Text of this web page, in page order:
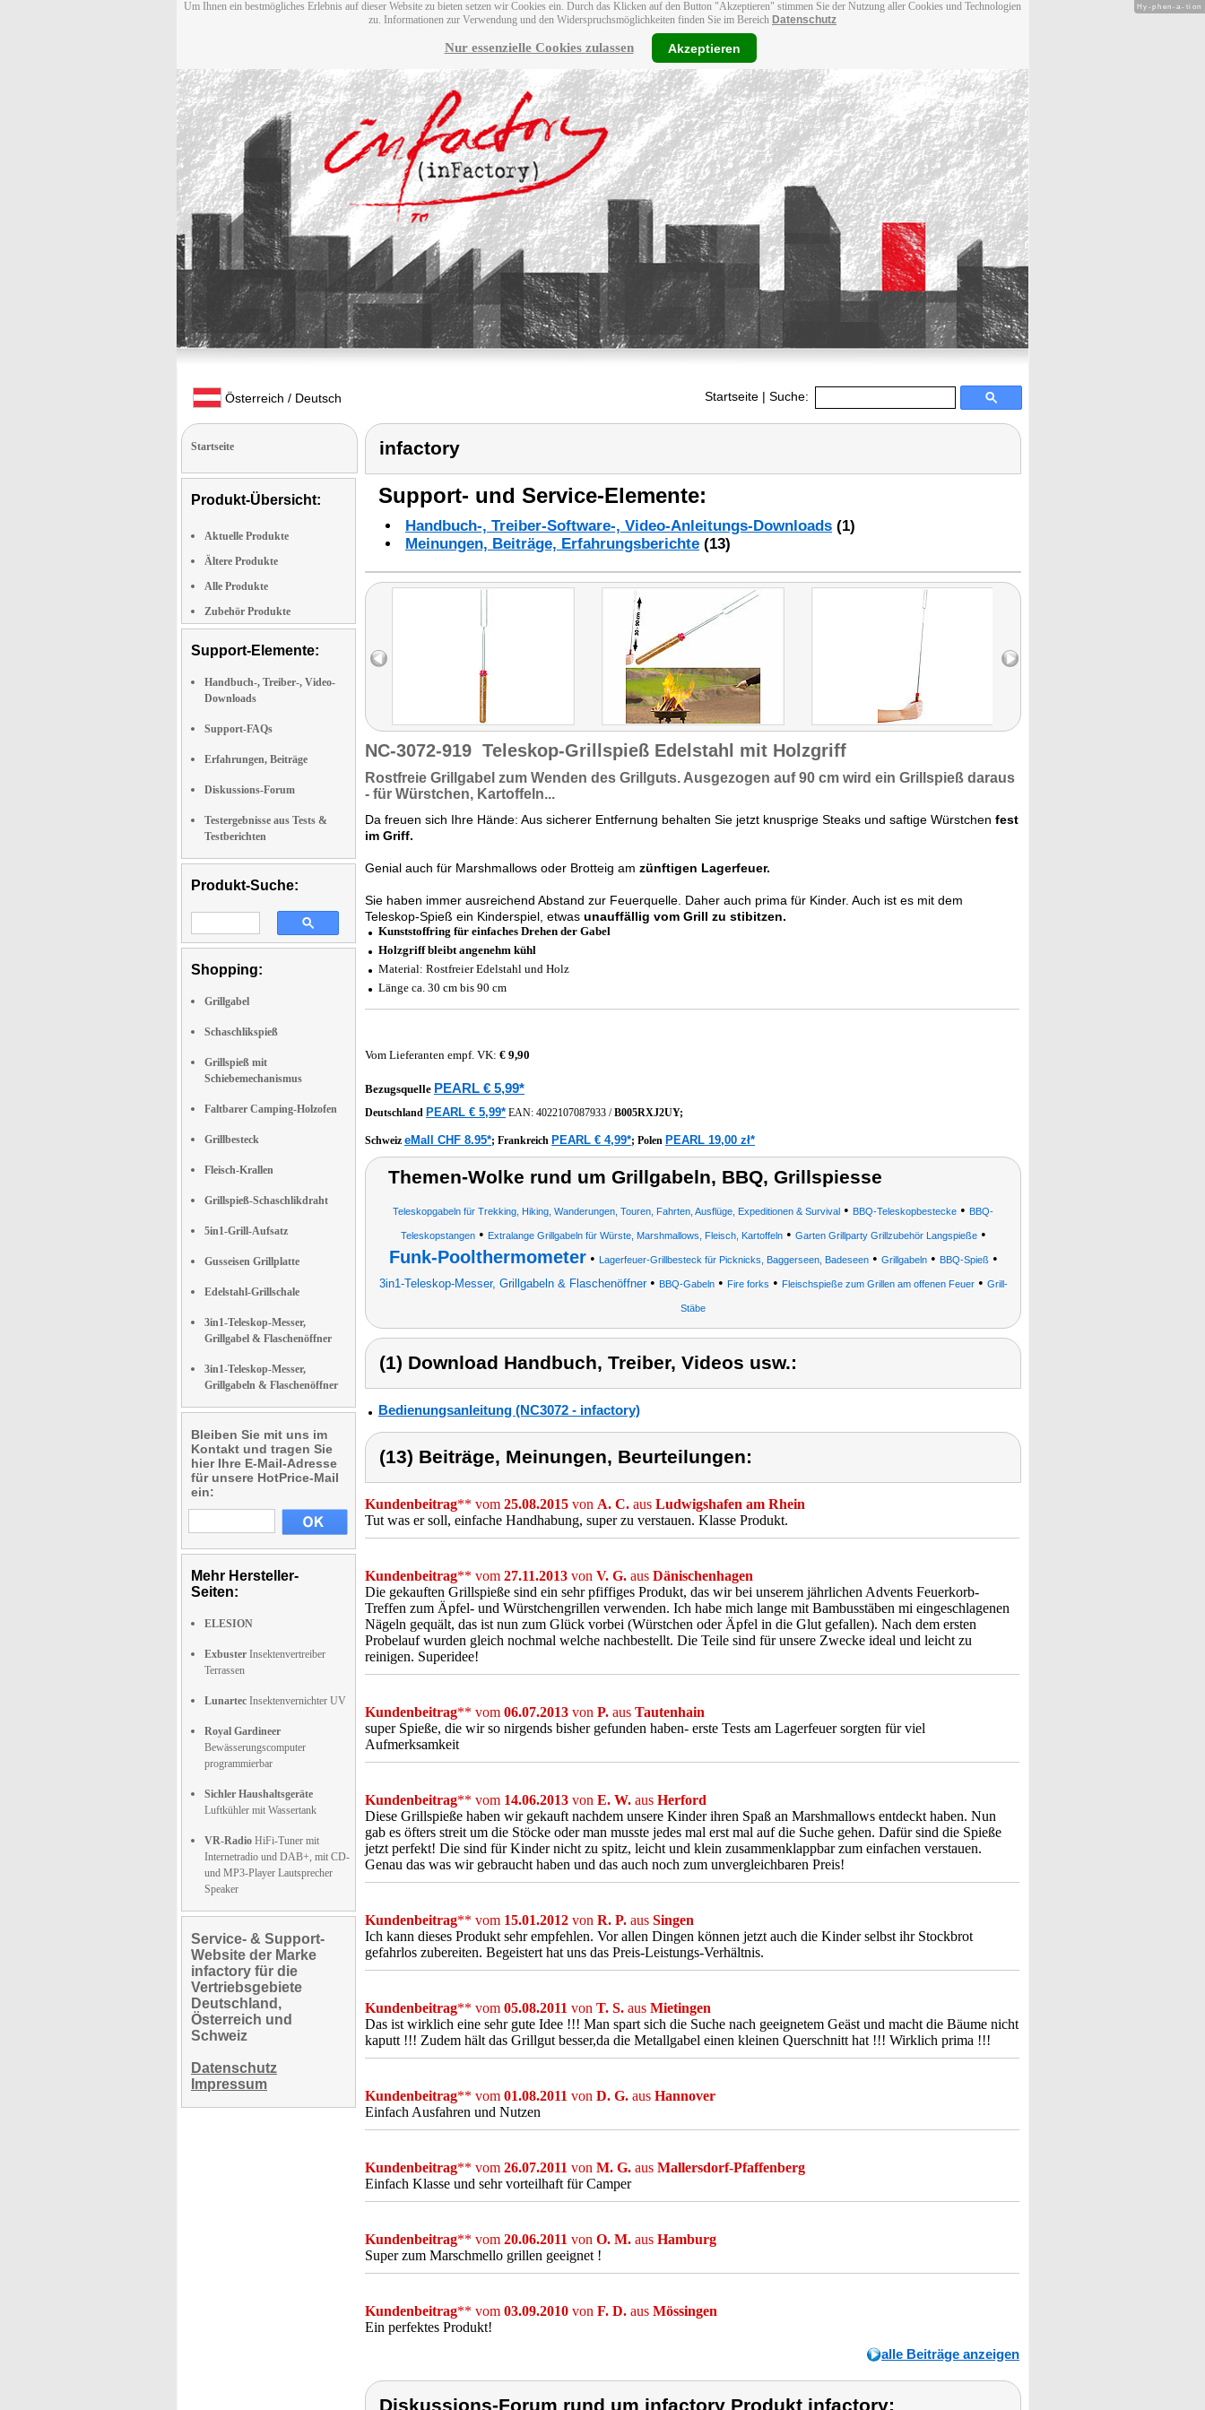
Um Ihnen ein bestmögliches Erlebnis auf dieser Website zu bieten setzen wir Cookies ein. Durch das Klicken auf den Button "Akzeptieren" stimmen Sie der Nutzung aller Cookies und Technologien
zu. Informationen zur Verwendung und den Widerspruchsmöglichkeiten finden Sie im Bereich Datenschutz
Nur essenzielle Cookies zulassen Akzeptieren
Österreich / Deutsch Startseite | Suche:
Startseite
Produkt-Übersicht:
Aktuelle Produkte
Ältere Produkte
Alle Produkte
Zubehör Produkte
Support-Elemente:
Handbuch-, Treiber-, Video-
Downloads
Support-FAQs
Erfahrungen, Beiträge
Diskussions-Forum
Testergebnisse aus Tests &
Testberichten
Produkt-Suche:
Shopping:
Grillgabel
Schaschlikspieß
Grillspieß mit
Schiebemechanismus
Faltbarer Camping-Holzofen
Grillbesteck
Fleisch-Krallen
Grillspieß-Schaschlikdraht
5in1-Grill-Aufsatz
Gusseisen Grillplatte
Edelstahl-Grillschale
3in1-Teleskop-Messer,
Grillgabel & Flaschenöffner
3in1-Teleskop-Messer,
Grillgabeln & Flaschenöffner
Bleiben Sie mit uns im
Kontakt und tragen Sie
hier Ihre E-Mail-Adresse
für unsere HotPrice-Mail
ein:
Mehr Hersteller-
Seiten:
ELESION
Exbuster Insektenvertreiber
Terrassen
Lunartec Insektenvernichter UV
Royal Gardineer
Bewässerungscomputer
programmierbar
Sichler Haushaltsgeräte
Luftkühler mit Wassertank
VR-Radio HiFi-Tuner mit
Internetradio und DAB+, mit CD-
und MP3-Player Lautsprecher
Speaker
Service- & Support-
Website der Marke
infactory für die
Vertriebsgebiete
Deutschland,
Österreich und
Schweiz
Datenschutz
Impressum
infactory
Support- und Service-Elemente:
Handbuch-, Treiber-Software-, Video-Anleitungs-Downloads (1)
Meinungen, Beiträge, Erfahrungsberichte (13)
NC-3072-919 Teleskop-Grillspieß Edelstahl mit Holzgriff
Rostfreie Grillgabel zum Wenden des Grillguts. Ausgezogen auf 90 cm wird ein Grillspieß daraus
- für Würstchen, Kartoffeln...
Da freuen sich Ihre Hände: Aus sicherer Entfernung behalten Sie jetzt knusprige Steaks und saftige Würstchen fest
im Griff.
Genial auch für Marshmallows oder Brotteig am zünftigen Lagerfeuer.
Sie haben immer ausreichend Abstand zur Feuerquelle. Daher auch prima für Kinder. Auch ist es mit dem
Teleskop-Spieß ein Kinderspiel, etwas unauffällig vom Grill zu stibitzen.
Kunststoffring für einfaches Drehen der Gabel
Holzgriff bleibt angenehm kühl
Material: Rostfreier Edelstahl und Holz
Länge ca. 30 cm bis 90 cm
Vom Lieferanten empf. VK: € 9,90
Bezugsquelle PEARL € 5,99*
Deutschland PEARL € 5,99* EAN: 4022107087933 /B005RXJ2UY;
Schweiz eMall CHF 8.95*; Frankreich PEARL € 4,99*; Polen PEARL 19,00 zł*
Themen-Wolke rund um Grillgabeln, BBQ, Grillspiesse
Teleskopgabeln für Trekking, Hiking, Wanderungen, Touren, Fahrten, Ausflüge, Expeditionen & Survival • BBQ-Teleskopbestecke • BBQ-
Teleskopstangen• Extralange Grillgabeln für Würste, Marshmallows, Fleisch, Kartoffeln• Garten Grillparty Grillzubehör Langspieße•
Funk-Poolthermometer• Lagerfeuer-Grillbesteck für Picknicks, Baggerseen, Badeseen• Grillgabeln• BBQ-Spieß•
3in1-Teleskop-Messer, Grillgabeln & Flaschenöffner• BBQ-Gabeln• Fire forks • Fleischspieße zum Grillen am offenen Feuer• Grill-
Stäbe
(1) Download Handbuch, Treiber, Videos usw.:
Bedienungsanleitung (NC3072 - infactory)
(13) Beiträge, Meinungen, Beurteilungen:
Kundenbeitrag** vom 25.08.2015 von A. C. aus Ludwigshafen am Rhein
Tut was er soll, einfache Handhabung, super zu verstauen. Klasse Produkt.
Kundenbeitrag** vom 27.11.2013 von V. G. aus Dänischenhagen
Die gekauften Grillspieße sind ein sehr pfiffiges Produkt, das wir bei unserem jährlichen Advents Feuerkorb-
Treffen zum Äpfel- und Würstchengrillen verwenden. Ich habe mich lange mit Bambusstäben mi eingeschlagenen
Nägeln gequält, das ist nun zum Glück vorbei (Würstchen oder Äpfel in die Glut gefallen). Nach dem ersten
Probelauf wurden gleich nochmal welche nachbestellt. Die Teile sind für unsere Zwecke ideal und leicht zu
reinigen. Superidee!
Kundenbeitrag** vom 06.07.2013 von P. aus Tautenhain
super Spieße, die wir so nirgends bisher gefunden haben- erste Tests am Lagerfeuer sorgten für viel
Aufmerksamkeit
Kundenbeitrag** vom 14.06.2013 von E. W. aus Herford
Diese Grillspieße haben wir gekauft nachdem unsere Kinder ihren Spaß an Marshmallows entdeckt haben. Nun
gab es öfters streit um die Stöcke oder man musste jedes mal erst mal auf die Suche gehen. Dafür sind die Spieße
jetzt perfekt! Die sind für Kinder nicht zu spitz, leicht und klein zusammenklappbar zum einfachen verstauen.
Genau das was wir gebraucht haben und das auch noch zum unvergleichbaren Preis!
Kundenbeitrag** vom 15.01.2012 von R. P. aus Singen
Ich kann dieses Produkt sehr empfehlen. Vor allen Dingen können jetzt auch die Kinder selbst ihr Stockbrot
gefahrlos zubereiten. Begeistert hat uns das Preis-Leistungs-Verhältnis.
Kundenbeitrag** vom 05.08.2011 von T. S. aus Mietingen
Das ist wirklich eine sehr gute Idee !!! Man spart sich die Suche nach geeignetem Geäst und macht die Bäume nicht
kaputt !!! Zudem hält das Grillgut besser,da die Metallgabel einen kleinen Querschnitt hat !!! Wirklich prima !!!
Kundenbeitrag** vom 01.08.2011 von D. G. aus Hannover
Einfach Ausfahren und Nutzen
Kundenbeitrag** vom 26.07.2011 von M. G. aus Mallersdorf-Pfaffenberg
Einfach Klasse und sehr vorteilhaft für Camper
Kundenbeitrag** vom 20.06.2011 von O. M. aus Hamburg
Super zum Marschmello grillen geeignet !
Kundenbeitrag** vom 03.09.2010 von F. D. aus Mössingen
Ein perfektes Produkt!
alle Beiträge anzeigen
Diskussions-Forum rund um infactory Produkt infactory:
Hy-phen-a-tion